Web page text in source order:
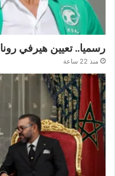
رسميا.. تعيين هيرفي
منذ 22 ساعة